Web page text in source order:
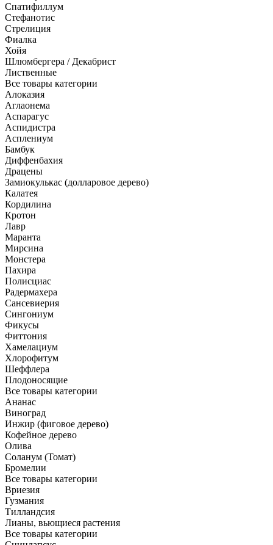
Спатифиллум
Стефанотис
Стрелиция
Фиалка
Хойя
Шлюмбергера / Декабрист
Лиственные
Все товары категории
Алоказия
Аглаонема
Аспарагус
Аспидистра
Асплениум
Бамбук
Диффенбахия
Драцены
Замиокулькас (долларовое дерево)
Калатея
Кордилина
Кротон
Лавр
Маранта
Мирсина
Монстера
Пахира
Полисциас
Радермахера
Сансевиерия
Сингониум
Фикусы
Фиттония
Хамелациум
Хлорофитум
Шеффлера
Плодоносящие
Все товары категории
Ананас
Виноград
Инжир (фиговое дерево)
Кофейное дерево
Олива
Соланум (Томат)
Бромелии
Все товары категории
Вриезия
Гузмания
Тилландсия
Лианы, вьющиеся растения
Все товары категории